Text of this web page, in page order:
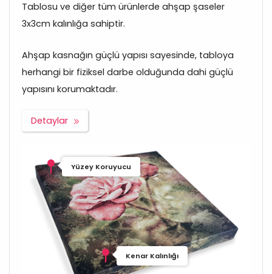
Tablosu ve diğer tüm ürünlerde ahşap şaseler
3x3cm kalınlığa sahiptir.
Ahşap kasnağın güçlü yapısı sayesinde, tabloya
herhangi bir fiziksel darbe olduğunda dahi güçlü
yapısını korumaktadır.
Detaylar
Yüzey Koruyucu
Kenar Kalınlığı